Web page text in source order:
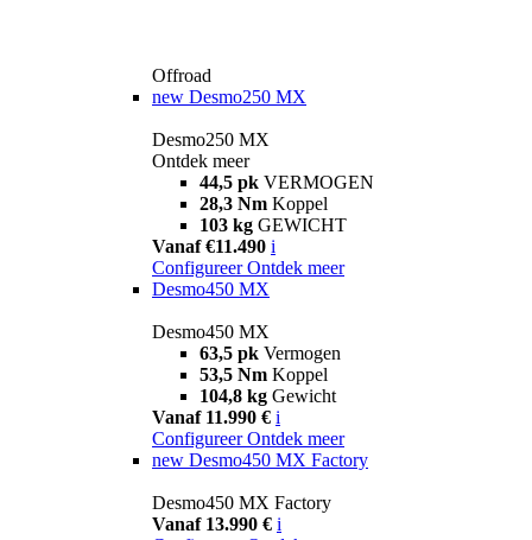
Offroad
new Desmo250 MX
Desmo250 MX
Ontdek meer
44,5 pk VERMOGEN
28,3 Nm Koppel
103 kg GEWICHT
Vanaf €11.490 i
Configureer Ontdek meer
Desmo450 MX
Desmo450 MX
63,5 pk Vermogen
53,5 Nm Koppel
104,8 kg Gewicht
Vanaf 11.990 € i
Configureer Ontdek meer
new Desmo450 MX Factory
Desmo450 MX Factory
Vanaf 13.990 € i